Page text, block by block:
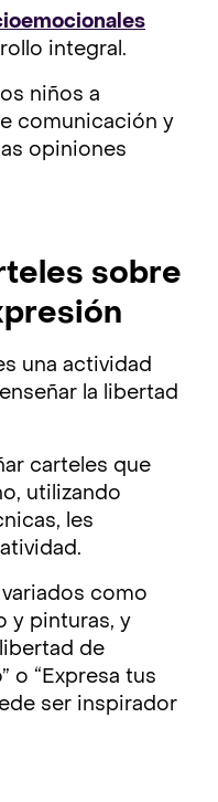
integral.
niños a
comunicación y
opiniones
sobre
una actividad
la libertad
carteles que
utilizando
les
como
y pinturas, y
de
o “Expresa tus
ser inspirador